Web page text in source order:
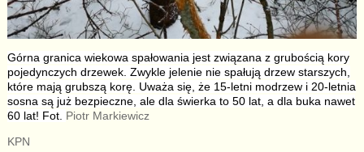
Górna granica wiekowa spałowania jest związana z grubością kory
pojedynczych drzewek. Zwykle jelenie nie spałują drzew starszych,
które mają grubszą korę. Uważa się, że 15-letni modrzew i 20-letnia
sosna są już bezpieczne, ale dla świerka to 50 lat, a dla buka nawet
60 lat! Fot. Piotr Markiewicz
KPN